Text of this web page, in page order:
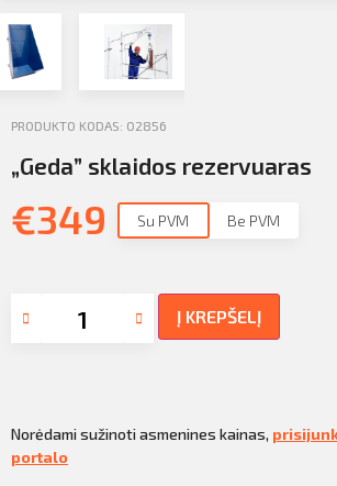
PRODUKTO KODAS: 02856
„Geda” sklaidos rezervuaras
€349 Su PVM Be PVM
Į KREPŠELĮ
Norėdami sužinoti asmenines kainas,
portalo